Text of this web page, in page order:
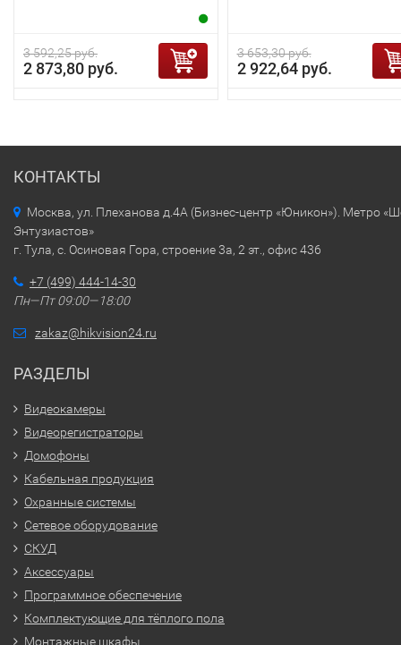
3 592,25 руб.
2 873,80 руб.
3 653,30 руб.
2 922,64 руб.
КОНТАКТЫ
Москва, ул. Плеханова д.4А (Бизнес-центр «Юникон»). Метро
Энтузиастов»
г. Тула, с. Осиновая Гора, строение 3а, 2 эт., офис 436
+7 (499) 444-14-30
Пн—Пт 09:00—18:00
zakaz@hikvision24.ru
РАЗДЕЛЫ
Видеокамеры
Видеорегистраторы
Домофоны
Кабельная продукция
Охранные системы
Сетевое оборудование
СКУД
Аксессуары
Программное обеспечение
Комплектующие для тёплого пола
Монтажные шкафы